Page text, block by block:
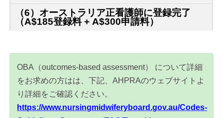
（6）オーストラリア正看護師に登録完了
（A$185登録料 + A$300申請料）
OBA（outcomes-based assessment） について詳細
をお求めの方はは、下記、AHPRAのウェブサイトよ
り詳細をご確認ください。
https://www.nursingmidwiferyboard.gov.au/Codes-